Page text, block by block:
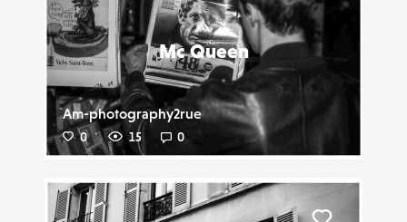
Mc Queen
Am-photography2rue
0 15 0